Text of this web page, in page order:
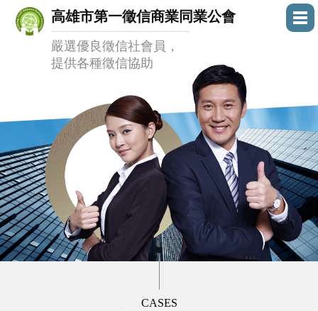
高雄市第一徵信商業同業公會
嚴選優良徵信社會員，
提供各種徵信協助
CASES